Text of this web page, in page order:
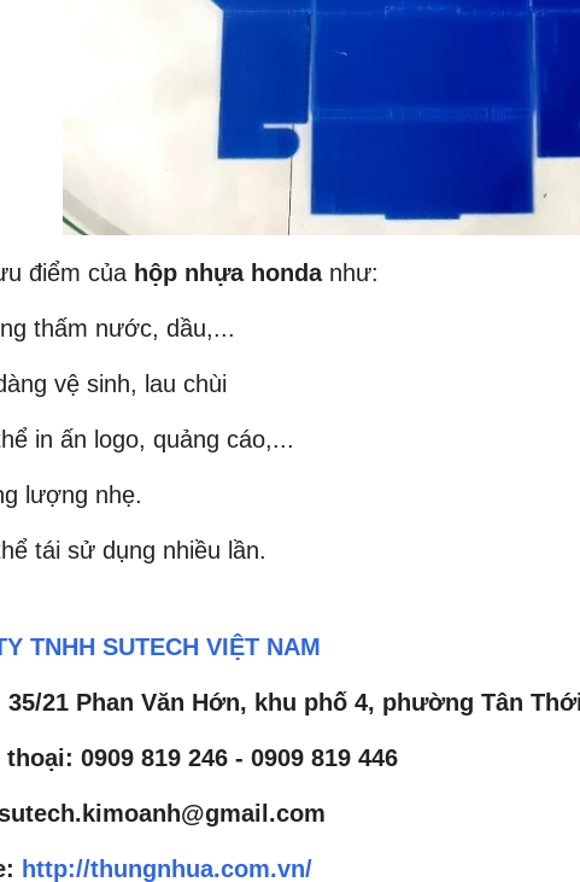
điểm của hộp nhựa hondanhư:
thấm nước, dầu,...
vệ sinh, lau chùi
in ấn logo, quảng cáo,...
lượng nhẹ.
tái sử dụng nhiều lần.
TNHH SUTECH VIỆT NAM
21 Phan Văn Hớn, khu phố 4, phường Tân
0909 819 246 - 0909 819 446
http://thungnhua.com.vn/